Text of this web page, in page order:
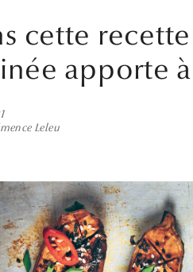
cette
apporte
Leleu